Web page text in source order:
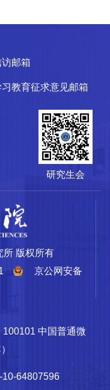
访邮箱
习教育征求意见邮箱
研究生会
所 版权所有
京公网安备
100101 中国普通微
64807596